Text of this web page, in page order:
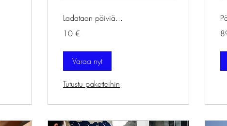
Ladataan päiviä...
euroa
10 €
Varaa nyt
Tutustu paketteihin